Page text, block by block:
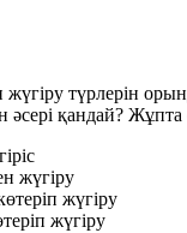
түрлерін
әсері қандай? Жұпта
жүгіру
жүгіру
жүгіру